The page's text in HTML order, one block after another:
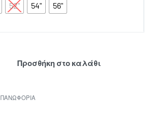
52" 54" 56"
Προσθήκη στο καλάθι
ΠΑΝΩΦΟΡΙΑ